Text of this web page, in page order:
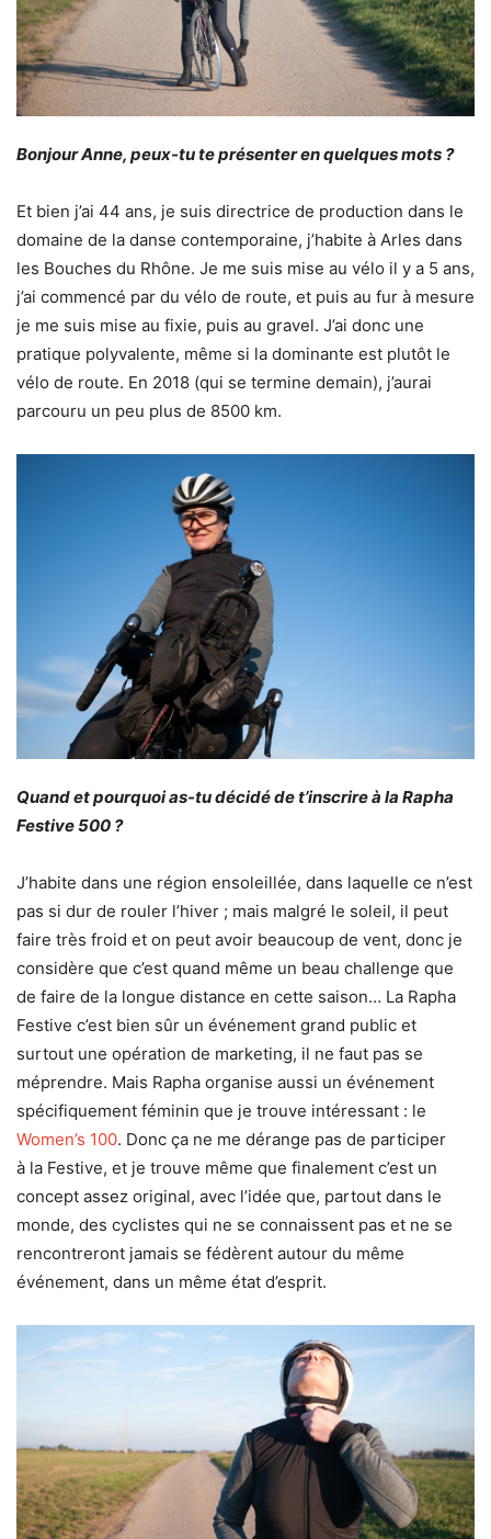
Bonjour Anne, peux-tu te présenter en quelques mots ?
Et bien j’ai 44 ans, je suis directrice de production dans le
domaine de la danse contemporaine, j’habite à Arles dans
les Bouches du Rhône. Je me suis mise au vélo il y a 5 ans,
j’ai commencé par du vélo de route, et puis au fur à mesure
je me suis mise au fixie, puis au gravel. J’ai donc une
pratique polyvalente, même si la dominante est plutôt le
vélo de route. En 2018 (qui se termine demain), j’aurai
parcouru un peu plus de 8500 km.
Quand et pourquoi as-tu décidé de t’inscrire à la Rapha
Festive 500 ?
J’habite dans une région ensoleillée, dans laquelle ce n’est
pas si dur de rouler l’hiver ; mais malgré le soleil, il peut
faire très froid et on peut avoir beaucoup de vent, donc je
considère que c’est quand même un beau challenge que
de faire de la longue distance en cette saison… La Rapha
Festive c’est bien sûr un événement grand public et
surtout une opération de marketing, il ne faut pas se
méprendre. Mais Rapha organise aussi un événement
spécifiquement féminin que je trouve intéressant : le
Women’s 100. Donc ça ne me dérange pas de participer
à la Festive, et je trouve même que finalement c’est un
concept assez original, avec l’idée que, partout dans le
monde, des cyclistes qui ne se connaissent pas et ne se
rencontreront jamais se fédèrent autour du même
événement, dans un même état d’esprit.